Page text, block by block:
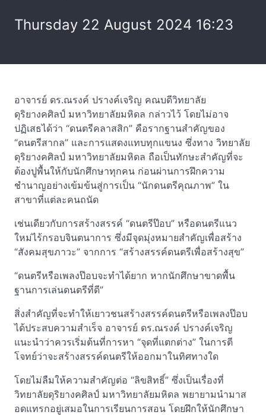
Thursday 22 August 2024 16:23
อาจารย์ ดร.ณรงค์ ปรางค์เจริญ คณบดีวิทยาลัย
ดุริยางคศิลป์ มหาวิทยาลัยมหิดล กล่าวไว้ โดยไม่อาจ
ปฏิเสธได้ว่า “ดนตรีคลาสสิก” คือรากฐานสำคัญของ
“ดนตรีสากล” และการแสดงแทบทุกแขนง ซึ่งทาง วิทยาลัย
ดุริยางคศิลป์ มหาวิทยาลัยมหิดล ถือเป็นทักษะสำคัญที่จะ
ต้องปูพื้นให้กับนักศึกษาทุกคน ก่อนผ่านการฝึกความ
ชำนาญอย่างเข้มข้นสู่การเป็น “นักดนตรีคุณภาพ” ใน
สาขาที่แต่ละคนถนัด
เช่นเดียวกับการสร้างสรรค์ “ดนตรีป๊อบ” หรือดนตรีแนว
ใหม่ไร้กรอบจินตนาการ ซึ่งมีจุดมุ่งหมายสำคัญเพื่อสร้าง
“สังคมสุขภาวะ” จากการ “สร้างสรรค์ดนตรีเพื่อสร้างสุข”
“ดนตรีหรือเพลงป๊อบจะทำได้ยาก หากนักศึกษาขาดพื้น
ฐานการเล่นดนตรีที่ดี”
สิ่งสำคัญที่จะทำให้เยาวชนสร้างสรรค์ดนตรีหรือเพลงป๊อบ
ได้ประสบความสำเร็จ อาจารย์ ดร.ณรงค์ ปรางค์เจริญ
แนะนำว่าควรเริ่มต้นที่การหา “จุดที่แตกต่าง” ในการตี
โจทย์ว่าจะสร้างสรรค์ดนตรีให้ออกมาในทิศทางใด
โดยไม่ลืมให้ความสำคัญต่อ “ลิขสิทธิ์” ซึ่งเป็นเรื่องที่
วิทยาลัยดุริยางคศิลป์ มหาวิทยาลัยมหิดล พยายามนำมาส
อดแทรกอยู่เสมอในการเรียนการสอน โดยฝึกให้นักศึกษา